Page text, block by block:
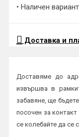
• Наличен
Доставка и
Доставяме до
извършва в
забавяне, ще
посочен за
се колебайте да се